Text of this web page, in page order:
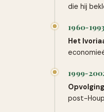
die hij
1960-1993
Het
1999-
post-